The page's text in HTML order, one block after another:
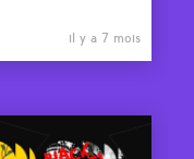
il y a 7 mois